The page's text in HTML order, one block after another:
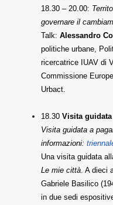
18.30 – 20.00:
governare il
Talk: Alessandro
politiche urbane,
ricercatrice IUAV di
Commissione
Urbact.
18.30 Visita guidata
Visita guidata a
informazioni:
Una visita guidata
Le mie città . A
Gabriele Basilico
in due sedi